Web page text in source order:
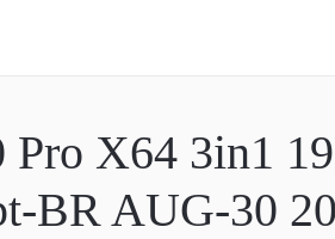
Pro X64 3in1
BR AUG-30